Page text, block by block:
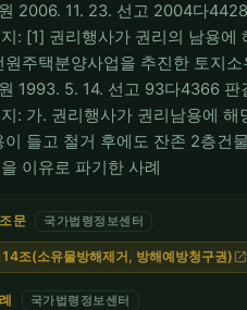
2006. 11. 23. 선고 2004다
: [1] 권리행사가 권리의 남용
원주택분양사업을 추진한 토지
1993. 5. 14. 선고 93다4366 판
: 가. 권리행사가 권리남용에
이 들고 철거 후에도 잔존 2층건
이유로 파기한 사례
문 국가법령정보센터
조(소유물방해제거, 방해예방청구권) open_in_new
국가법령정보센터